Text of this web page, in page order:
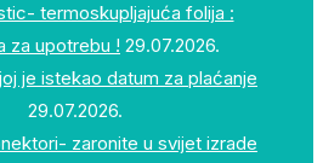
termoskupljajuća folija :
za upotrebu ! 29.07.2026.
je istekao datum za plaćanje
29.07.2026.
zaronite u svijet izrade